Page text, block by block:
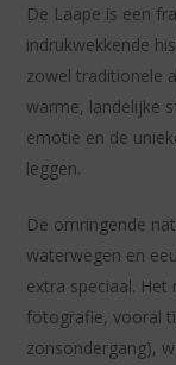
De Laape is een
indrukwekkende
zowel traditionele
warme, landelijke
emotie en de
leggen.
De omringende
waterwegen en
extra speciaal.
fotografie, vooral
zonsondergang),